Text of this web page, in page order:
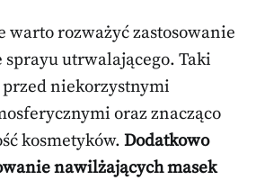
warto rozważyć zastosowanie
utrwalającego. Taki
niekorzystnymi
oraz znacząco
kosmetyków. Dodatkowo
nawilżających masek